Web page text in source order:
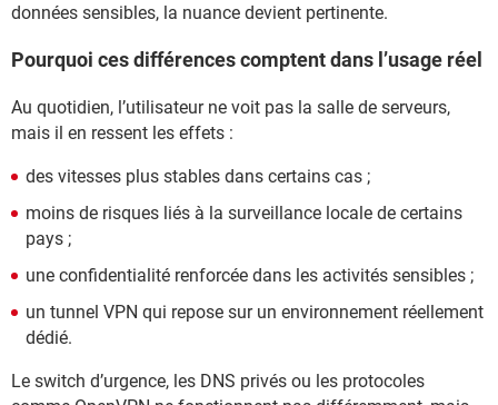
données sensibles, la nuance devient pertinente.
Pourquoi ces différences comptent dans l’usage réel
Au quotidien, l’utilisateur ne voit pas la salle de serveurs,
mais il en ressent les effets :
des vitesses plus stables dans certains cas ;
moins de risques liés à la surveillance locale de certains
pays ;
une confidentialité renforcée dans les activités sensibles ;
un tunnel VPN qui repose sur un environnement réellement
dédié.
Le switch d’urgence, les DNS privés ou les protocoles